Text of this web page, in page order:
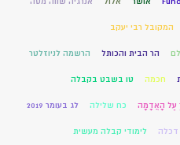
המקובל רבי יעקב
הר הבית והכותל הרשמה לניוזלטר
חכמה טו בשבט בקבלה
עַל הָאֲדָמָה כח שלילה לג בעומר 2019
דכלה לימודי קבלה מעשית